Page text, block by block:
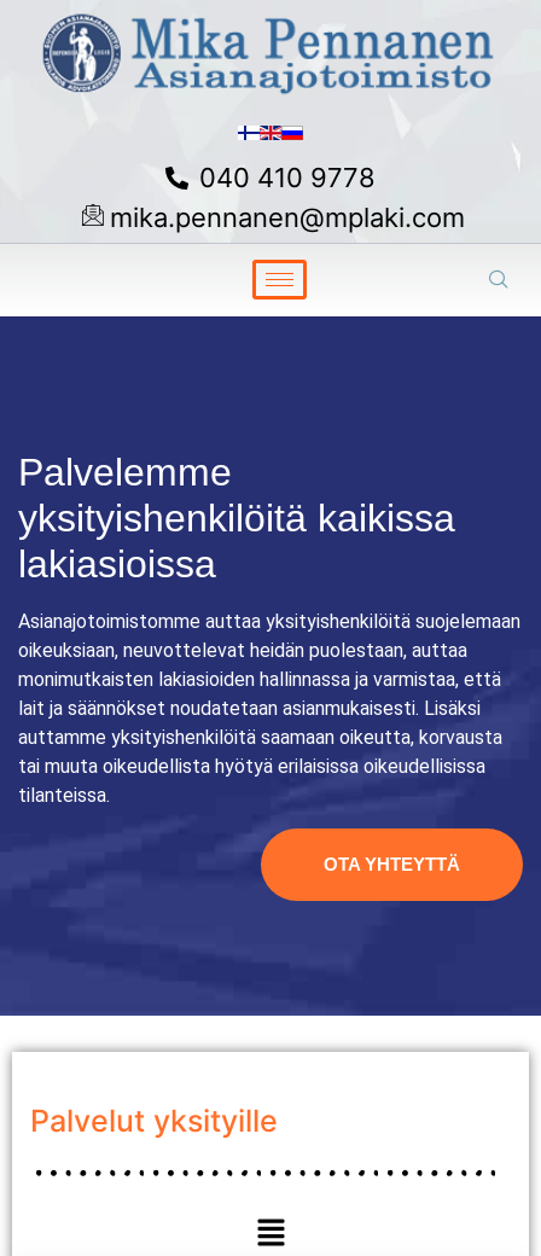
040 410 9778
mika.pennanen@mplaki.com
Palvelemme
yksityishenkilöitä kaikissa
lakiasioissa
Asianajotoimistomme auttaa yksityishenkilöitä suojelemaan
oikeuksiaan, neuvottelevat heidän puolestaan, auttaa
monimutkaisten lakiasioiden hallinnassa ja varmistaa, että
lait ja säännökset noudatetaan asianmukaisesti. Lisäksi
auttamme yksityishenkilöitä saamaan oikeutta, korvausta
tai muuta oikeudellista hyötyä erilaisissa oikeudellisissa
tilanteissa.
OTA YHTEYTTÄ
Palvelut yksityille